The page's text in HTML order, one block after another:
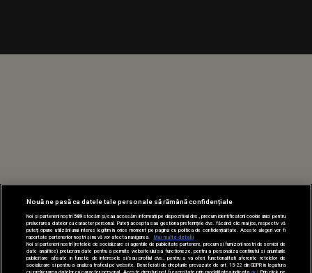
Nouă ne pasă ca datele tale personale să rămână confidențiale
Noi și partenerii noștri589stocăm și/sau accesăm informații pe dispozitivul dvs., precum identificatorii cookie unici pentru
prelucrarea datelor cu caracter personal. Puteți accepta sau gestiona preferințele dvs. făcând clic mai jos, respectiv vă
puteți opune utilizării unui interes legitim în orice moment pe pagina cu politica de confidențialitate. Aceste alegeri vor fi
raportate partenerilor noștri și nu vă vor afecta navigarea.
Mai multe detalii
Noi si partenerii nostri (retelele de socializare si agentiile de publicitate partenere, precum si furnizorii nostri de servicii de
date analitice) prelucram date pentru a permite website-ului sa functioneze, pentru a personaliza continutul si anunturile
publicitare afisate in functie de interesele si/sau profilul dvs., pentru a va oferi functionalitati aferente retelelor de
socializare si pentru a analiza traficul pe website. Beneficiati de drepturile prevazute de art. 15-22 din GDPR in legatura
cu prelucrarea datelor cu caracter personal. Aceste drepturi pot fi exercitate prin modalitatea indicataaici . Prin click pe